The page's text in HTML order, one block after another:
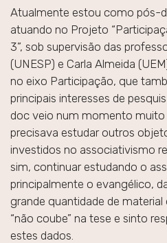
Atualmente estou como pós-
atuando no Projeto
3”, sob supervisão das
(UNESP) e Carla Almeida
no eixo Participação, que
principais interesses de
doc veio num momento muito
precisava estudar outros
investidos no associativismo
sim, continuar estudando o
principalmente o evangélico,
grande quantidade de
“não coube” na tese e sinto
estes dados.